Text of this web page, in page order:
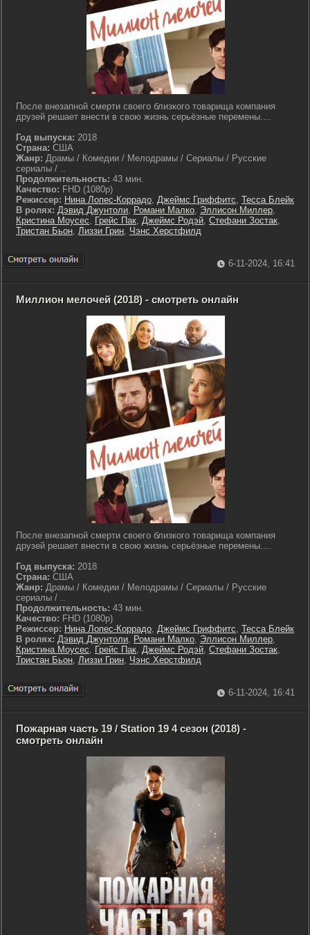
После внезапной смерти своего близкого товарища компания
друзей решает внести в свою жизнь серьёзные перемены....
Год выпуска: 2018
Страна: США
Жанр: Драмы / Комедии / Мелодрамы / Сериалы / Русские
сериалы / ..
Продолжительность: 43 мин.
Качество: FHD (1080p)
Режиссер: Нина Лопес-Коррадо, Джеймс Гриффитс, Тесса Блейк
В ролях: Дэвид Джунтоли, Романи Малко, Эллисон Миллер,
Кристина Моусес, Грейс Пак, Джеймс Родэй, Стефани Зостак,
Тристан Бьон, Лиззи Грин, Чэнс Херстфилд
6-11-2024, 16:41
Миллион мелочей (2018) - смотреть онлайн
После внезапной смерти своего близкого товарища компания
друзей решает внести в свою жизнь серьёзные перемены....
Год выпуска: 2018
Страна: США
Жанр: Драмы / Комедии / Мелодрамы / Сериалы / Русские
сериалы / ..
Продолжительность: 43 мин.
Качество: FHD (1080p)
Режиссер: Нина Лопес-Коррадо, Джеймс Гриффитс, Тесса Блейк
В ролях: Дэвид Джунтоли, Романи Малко, Эллисон Миллер,
Кристина Моусес, Грейс Пак, Джеймс Родэй, Стефани Зостак,
Тристан Бьон, Лиззи Грин, Чэнс Херстфилд
6-11-2024, 16:41
Пожарная часть 19 / Station 19 4 сезон (2018) -
смотреть онлайн